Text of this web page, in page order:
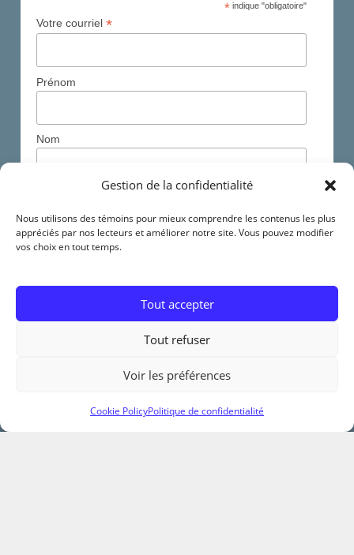
Gestion de la confidentialité
Nous utilisons des témoins pour mieux comprendre les contenus les plus
appréciés par nos lecteurs et améliorer notre site. Vous pouvez modifier
vos choix en tout temps.
Tout accepter
Tout refuser
Voir les préférences
Cookie PolicyPolitique de confidentialité
*indique "obligatoire"
Votre courriel*
Prénom
Nom